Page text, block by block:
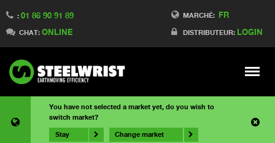
MARCHÉ: FR
DISTRIBUTEUR: LOGIN
: 01 86 90 91 89
CHAT: ONLINE
Meny
You have not selected a market yet, do you wish to
switch market?
Stay Change market